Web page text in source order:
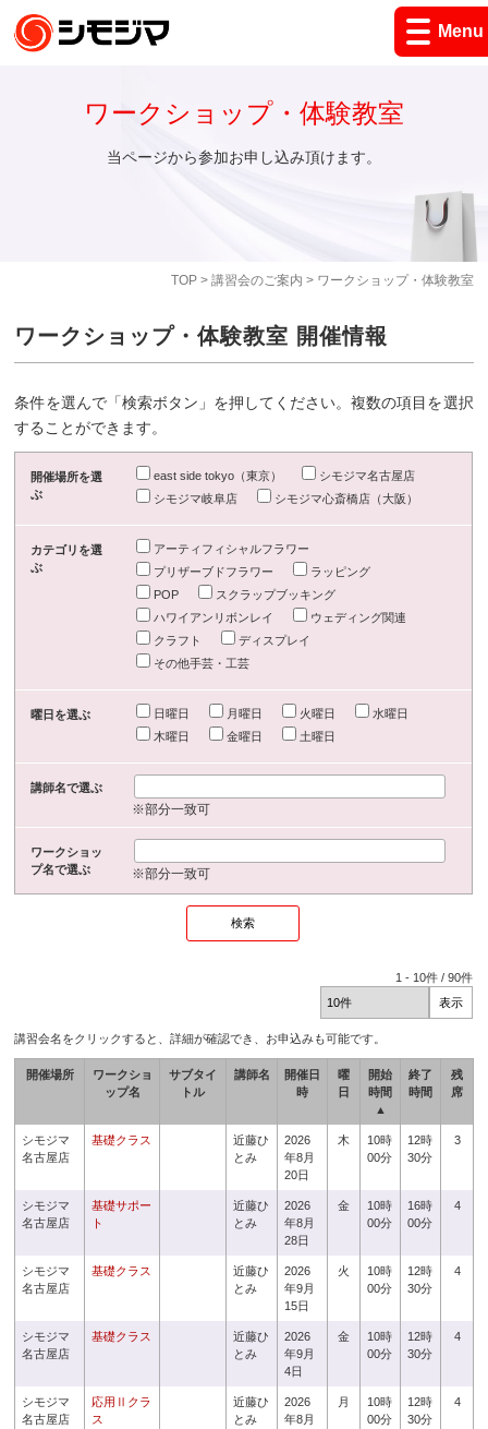
Menu
TOP> 講習会のご案内 > ワークショップ・体験教室
ワークショップ・体験教室
当ページから参加お申し込み頂けます。
ワークショップ・体験教室 開催情報
条件を選んで「検索ボタン」を押してください。複数の項目を選択
することができます。
開催場所を選
ぶ
east side tokyo（東京）
シモジマ名古屋店
シモジマ岐阜店
シモジマ心斎橋店（大阪）
カテゴリを選
ぶ
アーティフィシャルフラワー
プリザーブドフラワー
ラッピング
POP
スクラップブッキング
ハワイアンリボンレイ
ウェディング関連
クラフト
ディスプレイ
その他手芸・工芸
曜日を選ぶ 日曜日 月曜日 火曜日
水曜日
木曜日
金曜日 土曜日
講師名で選ぶ
※部分一致可
ワークショッ
プ名で選ぶ
※部分一致可
1 - 10件 /90件
講習会名をクリックすると、詳細が確認でき、お申込みも可能です。
開催場所
ワークショ
ップ名
サブタイ
トル
講師名
開催日
時
曜
日
開始
時間
▲
終了
時間
残
席
シモジマ
名古屋店
基礎クラス
近藤ひ
とみ
2026
年8月
20日
木
10時
00分
12時
30分
3
シモジマ
名古屋店
基礎サポー
ト
近藤ひ
とみ
2026
年8月
28日
金
10時
00分
16時
00分
4
シモジマ
名古屋店
基礎クラス
近藤ひ
とみ
2026
年9月
15日
火
10時
00分
12時
30分
4
シモジマ
名古屋店
基礎クラス
近藤ひ
とみ
2026
年9月
4日
金
10時
00分
12時
30分
4
シモジマ
名古屋店
応用Ⅱクラ
ス
近藤ひ
とみ
2026
年8月
月
10時
00分
12時
30分
4